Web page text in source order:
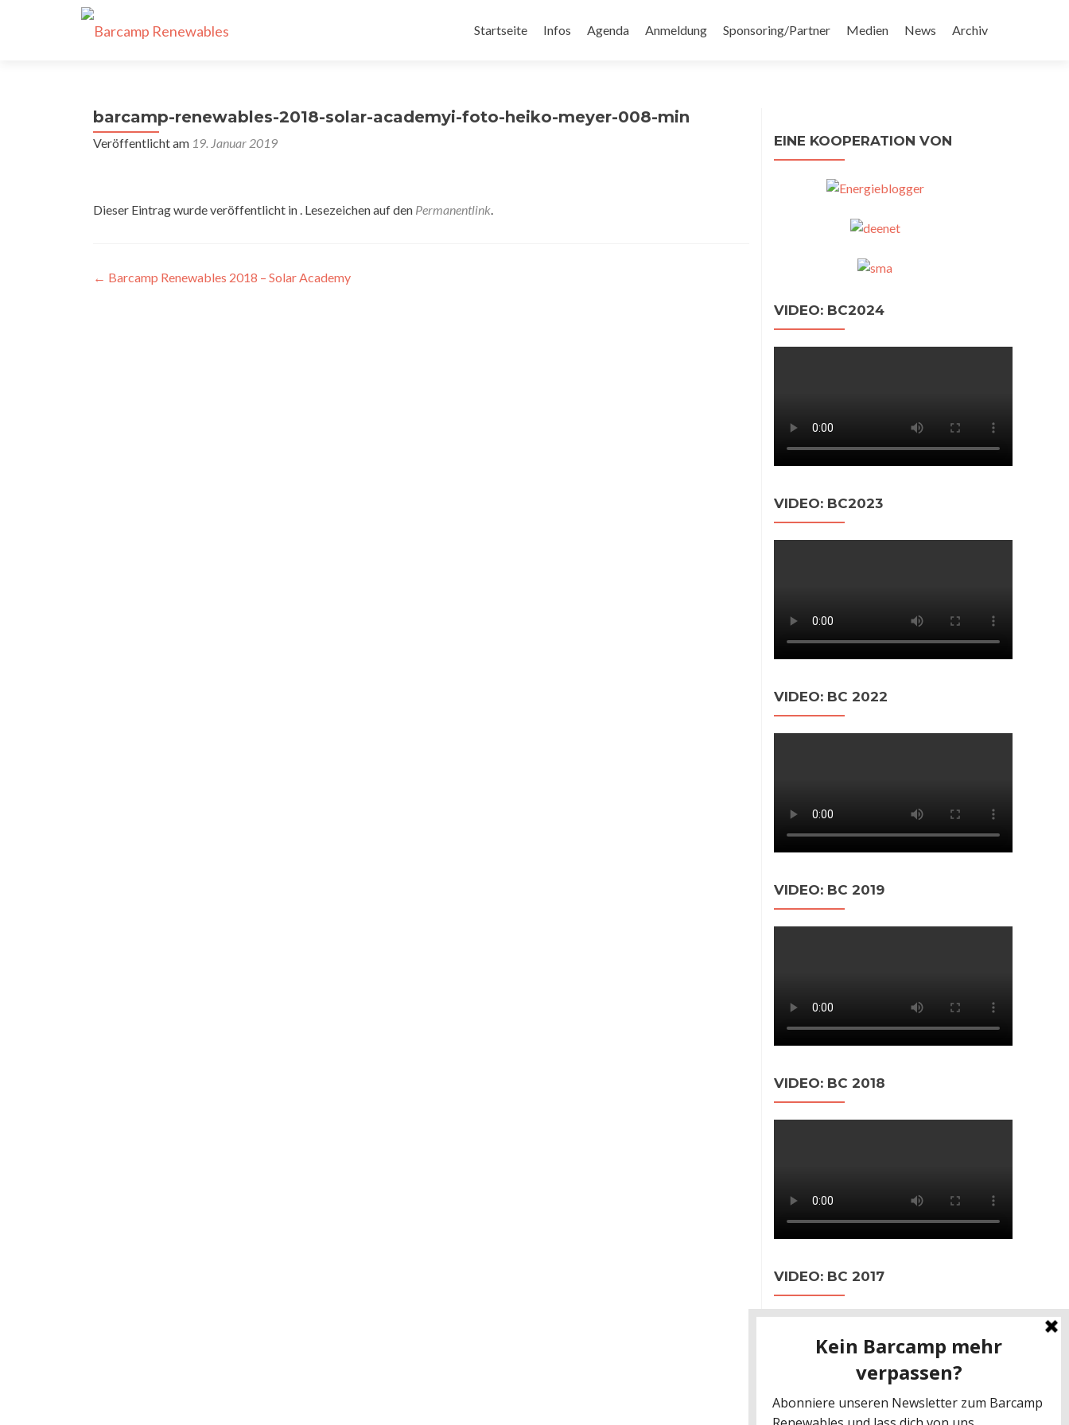
Inhalt
Startseite Infos Agenda Anmeldung Sponsoring/Partner Medien News Archiv
barcamp-renewables-2018-solar-academyi-foto-heiko-meyer-008-min
Veröffentlicht am 19. Januar 2019
Dieser Eintrag wurde veröffentlicht in . Lesezeichen auf den Permanentlink.
Beitragsnavigation
← Barcamp Renewables 2018 – Solar Academy
EINE KOOPERATION VON
VIDEO: BC2024
VIDEO: BC2023
VIDEO: BC 2022
VIDEO: BC 2019
VIDEO: BC 2018
VIDEO: BC 2017